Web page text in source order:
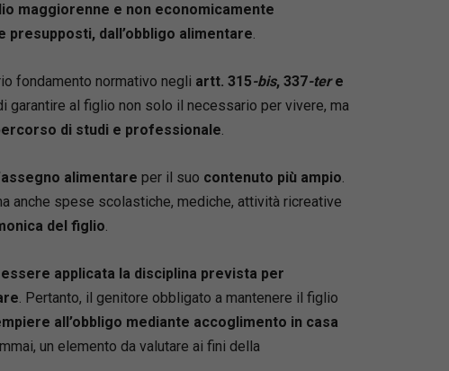
maggiorenne e non economicamente
dall’obbligo alimentare.
fondamento normativo negli artt. 315-bis, 337-tere
garantire al figlio non solo il necessario per vivere, ma
di studi e professionale.
alimentare per il suo contenuto più ampio.
anche spese scolastiche, mediche, attività ricreative
del figlio.
applicata la disciplina prevista per
. Pertanto, il genitore obbligato a mantenere il figlio
all’obbligo mediante accoglimento in casa
un elemento da valutare ai fini della